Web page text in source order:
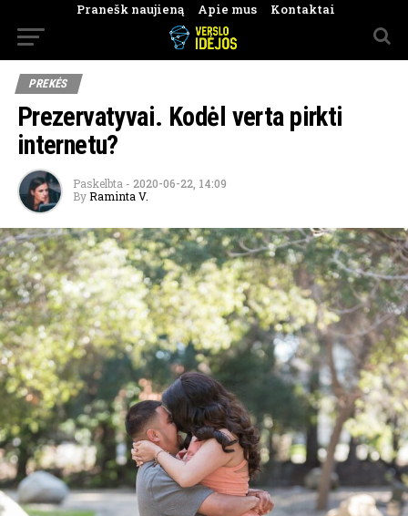
Pranešk naujieną Apie mus Kontaktai
PREKĖS
Prezervatyvai. Kodėl verta pirkti
internetu?
Paskelbta - 2020-06-22, 14:09
By Raminta V.